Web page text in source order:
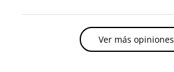
Ver más opiniones